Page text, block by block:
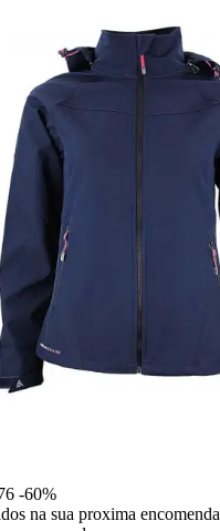
-60%
na sua proxima encomenda